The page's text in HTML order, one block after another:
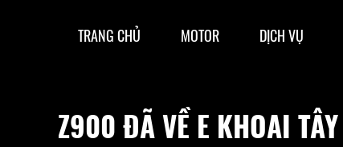
TRANG CHỦ MOTOR DỊCH VỤ
Z900 ĐÃ VỀ E KHOAI TÂY